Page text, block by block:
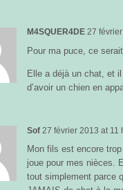
M4SQUER4DE 27
Pour ma puce, ce
Elle a déjà un chat, et
d’avoir un chien en
Sof 27 février 2013 at 11
Mon fils est encore
joue pour mes nièces.
tout simplement parce